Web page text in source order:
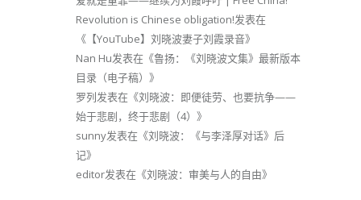
Revolution is Chinese obligation!发表在
《 【YouTube】刘晓波妻子刘霞录音》
Nan Hu发表在《鲁扬：《刘晓波文集》最新版本
目录（电子稿） 》
罗列发表在《刘晓波：即便徒劳、也要抗争——
始于悲剧，终于悲剧（4） 》
sunny发表在《刘晓波：《与李泽厚对话》后
记》
editor发表在《刘晓波：审美与人的自由》